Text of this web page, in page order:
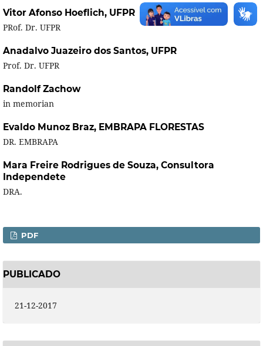
Vitor Afonso Hoeflich, UFPR
PRof. Dr. UFPR
Anadalvo Juazeiro dos Santos, UFPR
Prof. Dr. UFPR
Randolf Zachow
in memorian
Evaldo Munoz Braz, EMBRAPA FLORESTAS
DR. EMBRAPA
Mara Freire Rodrigues de Souza, Consultora
Independete
DRA.
PDF
PUBLICADO
21-12-2017